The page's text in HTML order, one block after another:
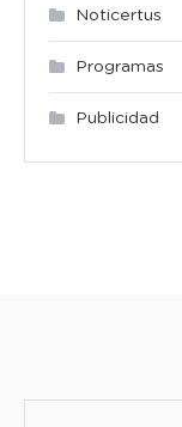
Noticertus
Programas
Publicidad